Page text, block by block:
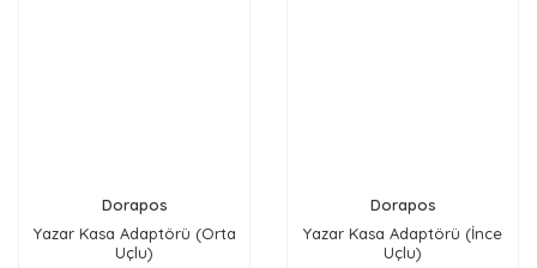
Dorapos
Yazar Kasa Adaptörü (Orta
Uçlu)
Dorapos
Yazar Kasa Adaptörü (İnce
Uçlu)